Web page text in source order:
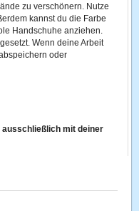
zu verschönern. Nutze
kannst du die Farbe
Handschuhe anziehen.
Wenn deine Arbeit
oder
ausschließlich mit deiner